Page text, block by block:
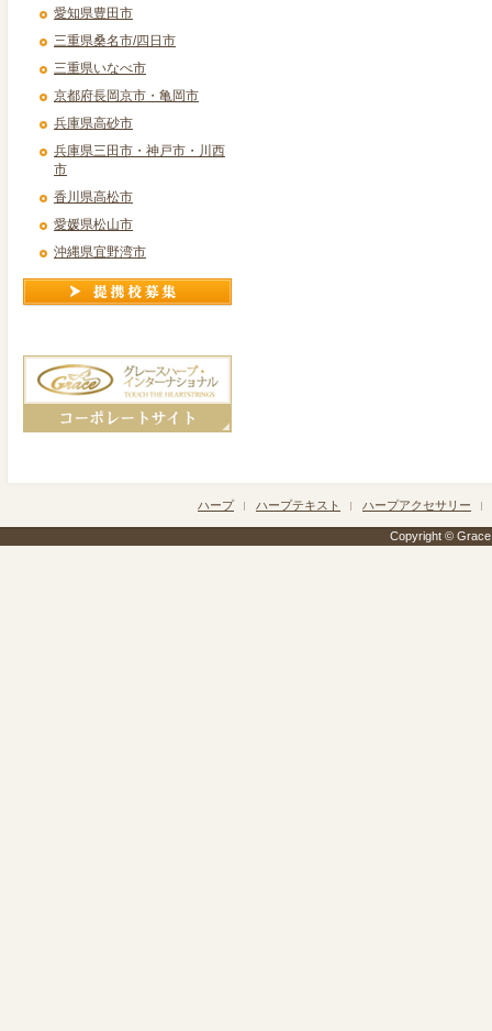
愛知県豊田市
三重県桑名市/四日市
三重県いなべ市
京都府長岡京市・亀岡市
兵庫県高砂市
兵庫県三田市・神戸市・川西
市
香川県高松市
愛媛県松山市
沖縄県宜野湾市
ハープ ハープテキスト ハープアクセサリー
Copyright © Grace